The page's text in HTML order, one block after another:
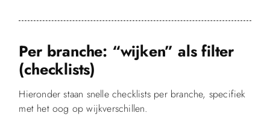
Per branche: “wijken” als filter
(checklists)
Hieronder staan snelle checklists per branche, specifiek
met het oog op wijkverschillen.